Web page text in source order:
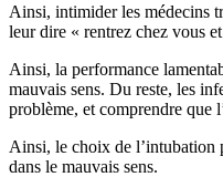
Ainsi, intimider les médecins
leur dire « rentrez chez vous
Ainsi, la performance
mauvais sens. Du reste, les
problème, et comprendre que
Ainsi, le choix de l’intubation
dans le mauvais sens.